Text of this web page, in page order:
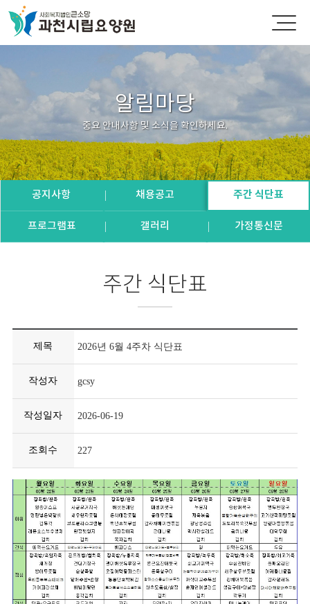
알림마당
중요 안내사항 및 소식을 확인하세요.
공지사항 채용공고 주간 식단표
프로그램표 갤러리 가정통신문
주간 식단표
제목 2026년 6월 4주차 식단표
작성자 gcsy
작성일자 2026-06-19
조회수 227